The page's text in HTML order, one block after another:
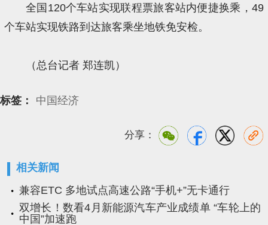
全国120个车站实现联程票旅客站内便捷换乘，49
个车站实现铁路到达旅客乘坐地铁免安检。
（总台记者 郑连凯）
标签： 中国经济
分享：
相关新闻
兼容ETC 多地试点高速公路“手机+”无卡通行
双增长！数看4月新能源汽车产业成绩单 “车轮上的
中国”加速跑